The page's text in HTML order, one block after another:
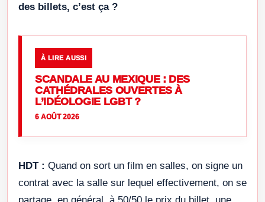
des billets, c’est ça ?
À LIRE AUSSI
SCANDALE AU MEXIQUE : DES
CATHÉDRALES OUVERTES À
L’IDÉOLOGIE LGBT ?
6 AOÛT 2026
HDT : Quand on sort un film en salles, on signe un
contrat avec la salle sur lequel effectivement, on se